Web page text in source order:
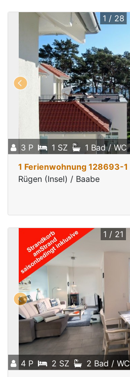
3 P 1 SZ 1 Bad / WC
1 / 28
1 Ferienwohnung 128693-1
Rügen (Insel) / Baabe
4 P 2 SZ 2 Bad / WC
1 / 21